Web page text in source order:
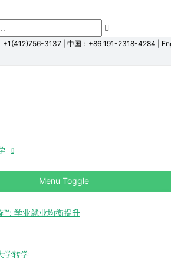
+1(412)756-3137 中国：+86 191-2318-4284
Menu Toggle
™: 学业就业均衡提升
学转学